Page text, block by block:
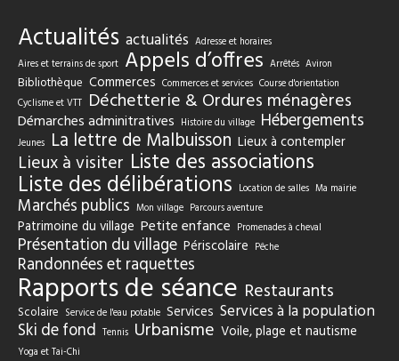
Actualités actualités Adresse et horaires
Aires et terrains de sport Appels d’offres Arrêtés Aviron
Bibliothèque Commerces Commerces et services Course d'orientation
Cyclisme et VTT Déchetterie & Ordures ménagères
Démarches adminitratives Histoire du village Hébergements
Jeunes La lettre de Malbuisson Lieux à contempler
Lieux à visiter Liste des associations
Liste des délibérations Location de salles Ma mairie
Marchés publics Mon village Parcours aventure
Patrimoine du village Petite enfance Promenades à cheval
Présentation du village Périscolaire Pêche
Randonnées et raquettes
Rapports de séance Restaurants
Scolaire Service de l'eau potable Services Services à la population
Ski de fond Tennis Urbanisme Voile, plage et nautisme
Yoga et Tai-Chi